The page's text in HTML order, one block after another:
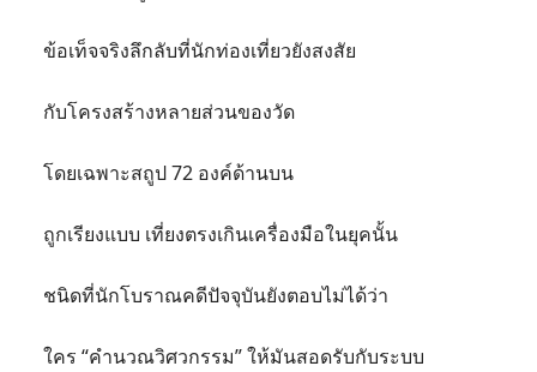
ข้อเท็จจริงลึกลับที่นักท่องเที่ยวยังสงสัย
กับโครงสร้างหลายส่วนของวัด
โดยเฉพาะสถูป 72 องค์ด้านบน
ถูกเรียงแบบ เที่ยงตรงเกินเครื่องมือในยุคนั้น
ชนิดที่นักโบราณคดีปัจจุบันยังตอบไม่ได้ว่า
ใคร “คำนวณวิศวกรรม” ให้มันสอดรับกับระบบ